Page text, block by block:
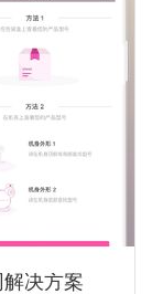
因此，需要一
决方案